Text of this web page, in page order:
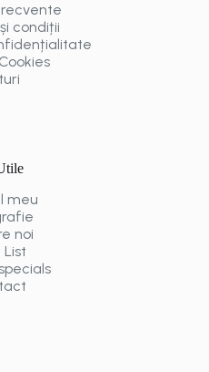
condiții
meu
noi
List